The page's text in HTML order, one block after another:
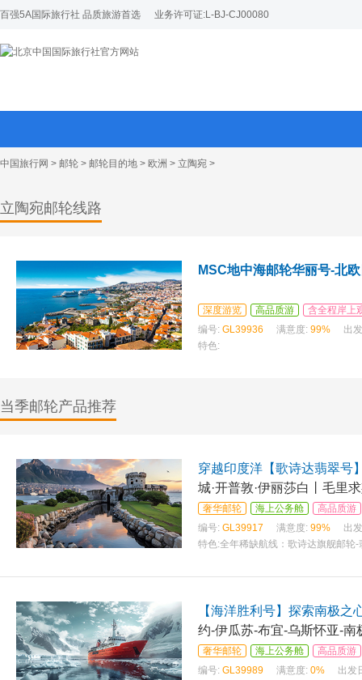
百强5A国际旅行社 品质旅游首选 业务许可证:L-BJ-CJ00080
中国旅行网 > 邮轮 > 邮轮目的地 > 欧洲 > 立陶宛 >
立陶宛邮轮线路
MSC地中海邮轮华丽号-北
深度游览 高品质游
含全程岸上
编号: GL39936 满意度: 99%
出
特色:
当季邮轮产品推荐
穿越印度洋【歌诗达翡翠号
城·开普敦·伊丽莎白丨毛里
比）
奢华邮轮 海上公务舱
高品质游
编号: GL39917 满意度: 99%
出
特色:全年稀缺航线：歌诗达旗舰邮轮
【海洋胜利号】探索南极之
约-伊瓜苏-布宜-乌斯怀亚-南
奢华邮轮 海上公务舱
高品质游
编号: GL39989 满意度: 0%
出发